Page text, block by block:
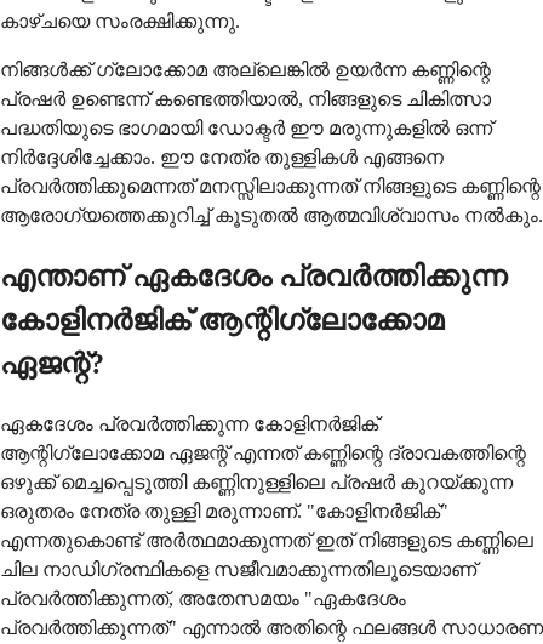
കാഴ്ചയെ സംരക്ഷിക്കുന്നു.
നിങ്ങൾക്ക് ഗ്ലോക്കോമ അല്ലെങ്കിൽ ഉയർന്ന കണ്ണിന്റെ
പ്രഷർ ഉണ്ടെന്ന് കണ്ടെത്തിയാൽ, നിങ്ങളുടെ ചികിത്സാ
പദ്ധതിയുടെ ഭാഗമായി ഡോക്ടർ ഈ മരുന്നുകളിൽ ഒന്ന്
നിർദ്ദേശിച്ചേക്കാം. ഈ നേത്ര തുള്ളികൾ എങ്ങനെ
പ്രവർത്തിക്കുമെന്നത് മനസ്സിലാക്കുന്നത് നിങ്ങളുടെ കണ്ണിന്റെ
ആരോഗ്യത്തെക്കുറിച്ച് കൂടുതൽ ആത്മവിശ്വാസം നൽകും.
എന്താണ് ഏകദേശം പ്രവർത്തിക്കുന്ന
കോളിനർജിക് ആന്റിഗ്ലോക്കോമ
ഏജന്റ്?
ഏകദേശം പ്രവർത്തിക്കുന്ന കോളിനർജിക്
ആന്റിഗ്ലോക്കോമ ഏജന്റ് എന്നത് കണ്ണിന്റെ ദ്രാവകത്തിന്റെ
ഒഴുക്ക് മെച്ചപ്പെടുത്തി കണ്ണിനുള്ളിലെ പ്രഷർ കുറയ്ക്കുന്ന
ഒരുതരം നേത്ര തുള്ളി മരുന്നാണ്. "കോളിനർജിക്"
എന്നതുകൊണ്ട് അർത്ഥമാക്കുന്നത് ഇത് നിങ്ങളുടെ കണ്ണിലെ
ചില നാഡിഗ്രന്ഥികളെ സജീവമാക്കുന്നതിലൂടെയാണ്
പ്രവർത്തിക്കുന്നത്, അതേസമയം "ഏകദേശം
പ്രവർത്തിക്കുന്നത്" എന്നാൽ അതിന്റെ ഫലങ്ങൾ സാധാരണ